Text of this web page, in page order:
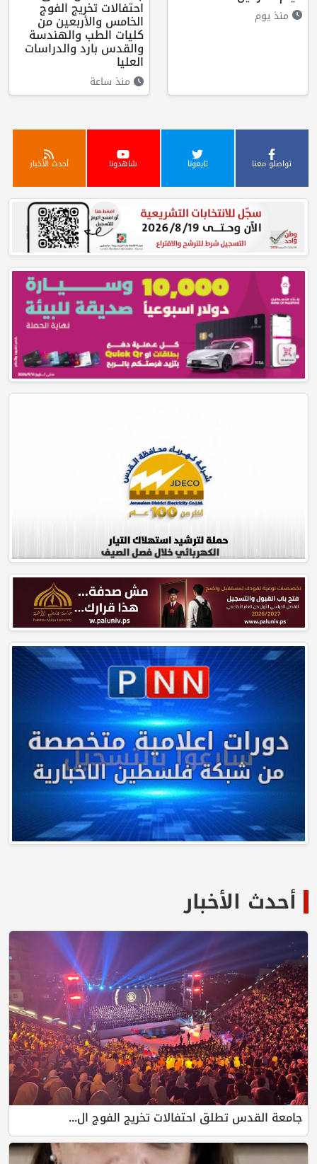
منذ يوم احتفالات تخريج الفوج
الخامس والأربعين من
كليات الطب والهندسة
والقدس بارد والدراسات
العليا
منذ ساعة
تواصلو معنا تابعونا شاهدونا أحدث الأخبار
أحدث الأخبار
جامعة القدس تطلق احتفالات تخريج الفوج ال...